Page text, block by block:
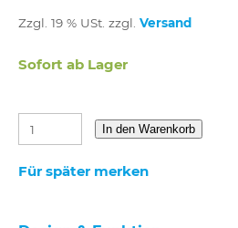
Zzgl. 19 % USt. zzgl. Versand
Sofort ab Lager
In den Warenkorb
Für später merken